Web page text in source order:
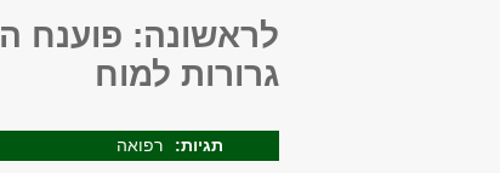
לראשונה: פוענח
גרורות למוח
תגיות: רפואה